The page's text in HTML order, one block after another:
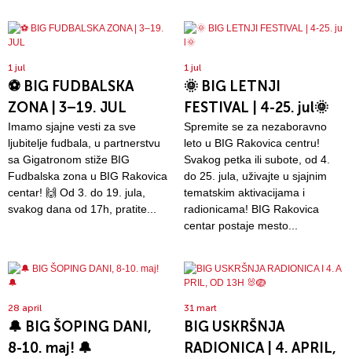
1 jul
⚽ BIG FUDBALSKA
ZONA | 3–19. JUL
Imamo sjajne vesti za sve
ljubitelje fudbala, u partnerstvu
sa Gigatronom stiže BIG
Fudbalska zona u BIG Rakovica
centar! 🙌 Od 3. do 19. jula,
svakog dana od 17h, pratite...
1 jul
🌞 BIG LETNJI
FESTIVAL | 4-25. jul🌞
Spremite se za nezaboravno
leto u BIG Rakovica centru!
Svakog petka ili subote, od 4.
do 25. jula, uživajte u sjajnim
tematskim aktivacijama i
radionicama! BIG Rakovica
centar postaje mesto...
28 april
🔔 BIG ŠOPING DANI,
8-10. maj! 🔔
31 mart
BIG USKRŠNJA
RADIONICA | 4. APRIL,